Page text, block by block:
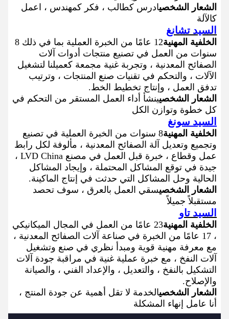
الشعار الشخصيادرس كطالب ، فكر كمهندس ، اعمل
كالآلة
السيد تشانغ
الخلفية المهنية
12 عامًا من الخبرة العملية بما في ذلك 8
سنوات من العمل في تصنيع منتجات أدوات آلات
الصفائح المعدنية ، وتجربة غنية مجمعة كعميلنا لتشغيل
الآلات ، والتحكم في تقنيات صنع المنتجات ، وترتيب
تدفق العمل ، وإنتاج تخطيط الخط.
الشعار الشخصيينشأ أداء العمل المستقر من التحكم في
كل خطوة وتوازن الكل
السيد سونغ
الخلفية المهنية
8 سنوات من الخبرة العملية في تصنيع
وتجميع وتعديل آلة الصفائح المعدنية ، مألوفة لكل رابط
عمل وقطاع ، خبرة قبل العمل في مصنع LVD China ،
جيدة في توقع المشاكل المحتملة ، وإيجاد المشاكل
الحالية وحل المشاكل التي حدثت في إنتاج الماكينة.
الشعار الشخصيسقي العمل بالعرق ، سوف تحصد
مستقبلاً جميلاً
السيد تاو
الخلفية المهنية
23 عامًا من العمل في المجال الميكانيكي
، 17 عامًا من الخبرة في صناعة آلات الصفائح المعدنية ،
مع معرفة مهنية قوية ومبدأ نظري في صنع وتشغيل
آلات النفخ ، مع خبرة عملية غنية في مراقبة جودة آلات
التشكيل بالنفخ ، والتعديل ، والإعداد الفني ، والصيانة
والإصلاح.
الشعار الشخصيالخدمة لا تقل أهمية عن جودة المنتج ،
أنا عامل إنهاء المشكلة